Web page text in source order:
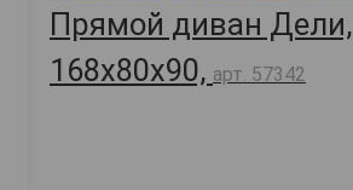
Прямой диван Дели,
168х80х90, арт. 57342